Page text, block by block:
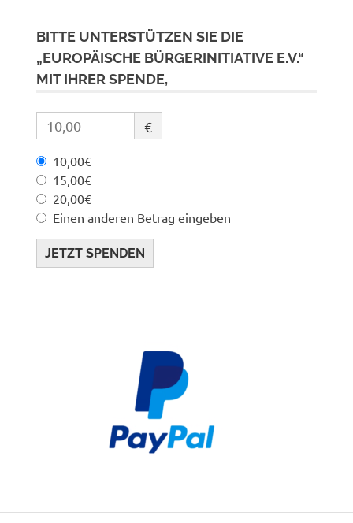
BITTE UNTERSTÜTZEN SIE DIE
„EUROPÄISCHE BÜRGERINITIATIVE E.V.“
MIT IHRER SPENDE,
€
10,00€
15,00€
20,00€
Einen anderen Betrag eingeben
JETZT SPENDEN